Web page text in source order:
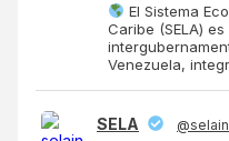
El Sistema
Caribe (SELA)
Venezuela,
SELA